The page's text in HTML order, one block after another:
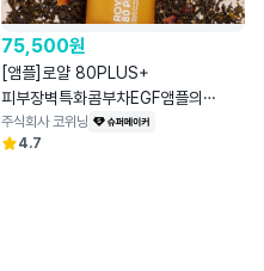
75,500원
[앰플]로얄 80PLUS+
피부장벽특화콤부차EGF앰플의
보송함을느껴보세요
주식회사 코위닝
4.7